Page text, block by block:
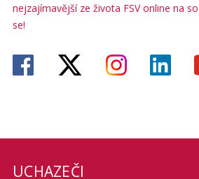
nejzajímavější ze života FSV online na
se!
UCHAZEČI